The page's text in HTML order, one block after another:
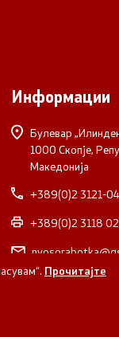
Информации
Булевар
1000 Скопје,
Македонија
+389(0)2 3121-
+389(0)2 3118
Прочитајте